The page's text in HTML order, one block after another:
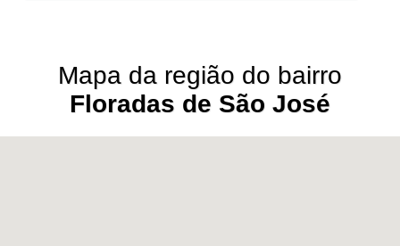
Mapa da região do bairro
Floradas de São José